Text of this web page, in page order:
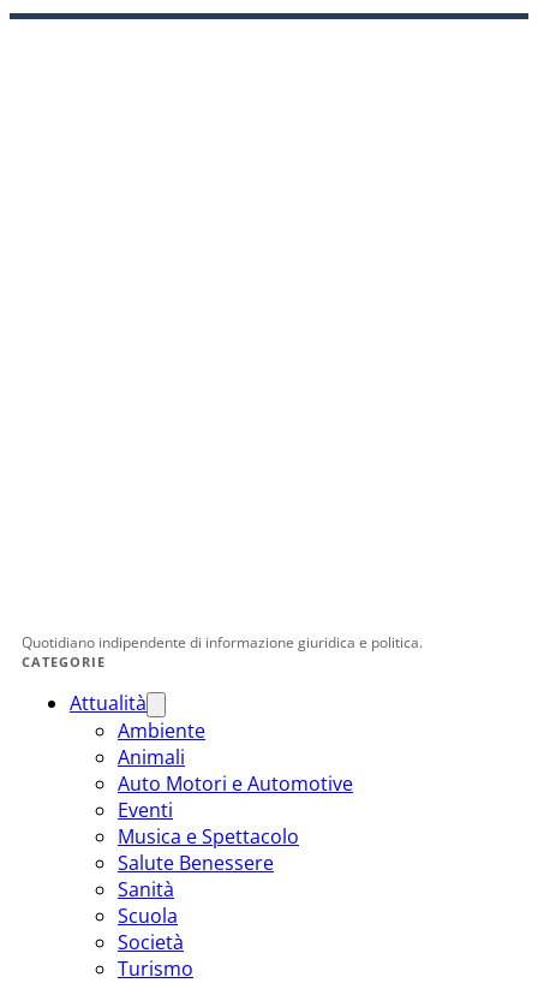
Quotidiano indipendente di informazione giuridica e politica.
CATEGORIE
Attualità
Ambiente
Animali
Auto Motori e Automotive
Eventi
Musica e Spettacolo
Salute Benessere
Sanità
Scuola
Società
Turismo